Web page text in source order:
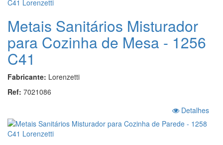
Metais Sanitários Misturador
para Cozinha de Mesa - 1256
C41
Fabricante: Lorenzetti
Ref: 7021086
Detalhes